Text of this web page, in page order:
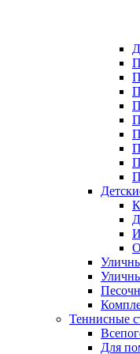
Теннисные
Для